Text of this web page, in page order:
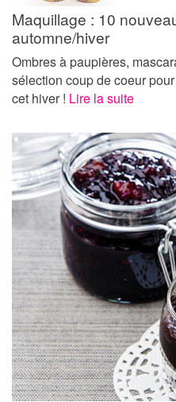
Maquillage : 10
automne/hiver
Ombres à paupières,
sélection coup de coeur
cet hiver ! Lire la suite